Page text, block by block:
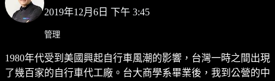
2019年12月6日 下午 3:45
管理
1980年代受到美國興起自行車風潮的影響，台灣一時之間出現
了幾百家的自行車代工廠。台大商學系畢業後，我到公營的中